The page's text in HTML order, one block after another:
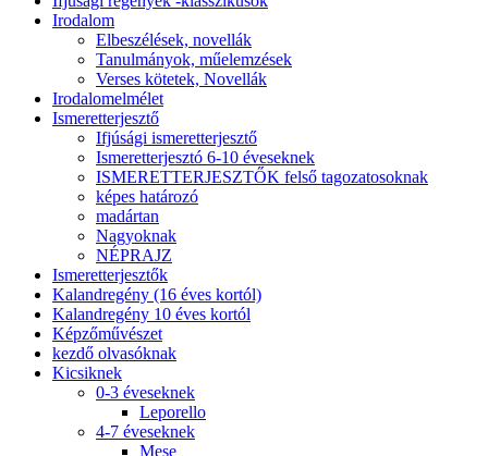
Irodalom
Elbeszélések, novellák
Tanulmányok, műelemzések
Verses kötetek, Novellák
Irodalomelmélet
Ismeretterjesztő
Ifjúsági ismeretterjesztő
Ismeretterjesztó 6-10 éveseknek
ISMERETTERJESZTŐK felső tagozatosoknak
képes határozó
madártan
Nagyoknak
NÉPRAJZ
Ismeretterjesztők
Kalandregény (16 éves kortól)
Kalandregény 10 éves kortól
Képzőművészet
kezdő olvasóknak
Kicsiknek
0-3 éveseknek
Leporello
4-7 éveseknek
Mese